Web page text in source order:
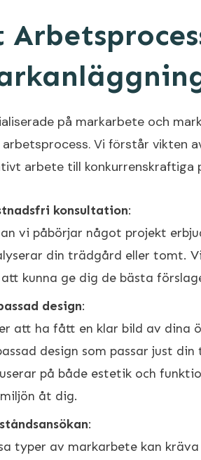
på markarbete och
arbetsprocess. Vi förstår vikten
arbete till konkurrenskraftiga
konsultation:
vi påbörjar något projekt
din trädgård eller tomt.
kunna ge dig de bästa
design:
att ha fått en klar bild av dina
design som passar just
på både estetik och
åt dig.
:
typer av markarbete kan